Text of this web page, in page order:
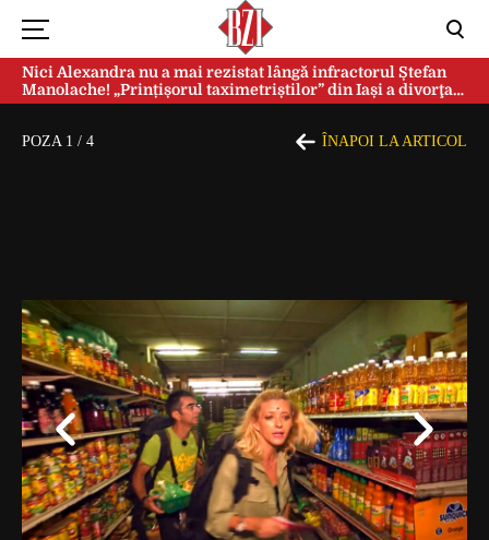
Nici Alexandra nu a mai rezistat lângă infractorul Ștefan
Manolache! „Prințișorul taximetriștilor” din Iași a divorţat
după doi ani de căsnicie
POZA 1 / 4 ÎNAPOI LA ARTICOL